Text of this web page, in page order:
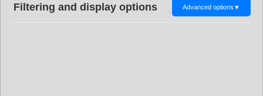
Filtering and display options Advanced options ▼